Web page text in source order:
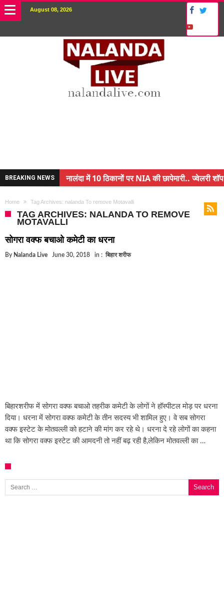
August 08, 2026
BREAKING NEWS
नालंदा में 10 ठिकानों पर NIA की छापेमारी.. ज्वेलरी शॉप
अंचल पदाधिकारी (CO) बर्खास्त.. फर्जीवाड़ा कर पाई थी
बिहार में एक और सिक्स लेन की मंजूरी.. जानिए किन-किन
Home Tag Archives: nalanda To remove Motavalli
TAG ARCHIVES: NALANDA TO REMOVE
MOTAVALLI
सोगरा वक्फ बचाओ कमेटी का धरना
By Nalanda Live June 30, 2018 in : बिहार शरीफ
बिहारशरीफ में सोगरा वक्फ बचाओ तहरीक कमेटी के लोगों ने हॉस्पीटल मोड़ पर धरना
दिया। धरना में सोगरा वक्फ कमेटी के तीन सदस्य भी शामिल हुए। वे सब सोगरा
वक्फ इस्टेट के मोतवल्ली को हटाने की मांग कर रहे थे। धरना दे रहे लोगों का कहना
था कि सोगरा वक्फ इस्टेट की आमदनी तो नहीं बढ़ रही है,लेकिन मोतवल्ली का …
Search for: